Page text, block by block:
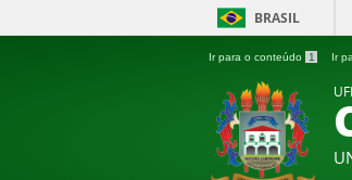
BRASIL
Ir para o conteúdo 1 Ir